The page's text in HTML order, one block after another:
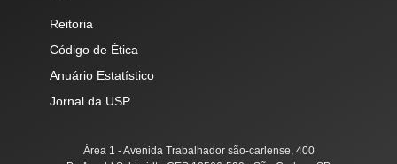
Reitoria
Código de Ética
Anuário Estatístico
Jornal da USP
Área 1 - Avenida Trabalhador são-carlense, 400